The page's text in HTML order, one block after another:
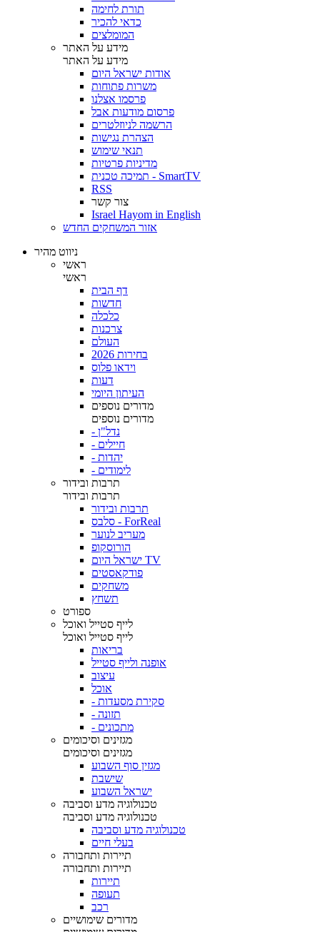
תורת לחימה
כדאי להכיר
המומלצים
מידע על האתר
מידע על האתר
אודות ישראל היום
משרות פתוחות
פרסמו אצלנו
פרסום מודעות אבל
הרשמה לניוזלטרים
הצהרת נגישות
תנאי שימוש
מדיניות פרטיות
תמיכה טכנית - SmartTV
RSS
צור קשר
Israel Hayom in English
אזור המשחקים החדש
ניווט מהיר
ראשי
ראשי
דף הבית
חדשות
כלכלה
צרכנות
העולם
בחירות 2026
וידאו פלוס
דעות
העיתון היומי
מדורים נוספים
מדורים נוספים
- נדל"ן
- חיילים
- יהדות
- לימודים
תרבות ובידור
תרבות ובידור
תרבות ובידור
סלבס - ForReal
מעריב לנוער
הורוסקופ
ישראל היום TV
פודקאסטים
משחקים
תשחץ
ספורט
לייף סטייל ואוכל
לייף סטייל ואוכל
בריאות
אופנה ולייף סטייל
עיצוב
אוכל
- סקירת מסעדות
- תזונה
- מתכונים
מגזינים וסיכומים
מגזינים וסיכומים
מגזין סוף השבוע
שישבת
ישראל השבוע
טכנולוגיה מדע וסביבה
טכנולוגיה מדע וסביבה
טכנולוגיה מדע וסביבה
בעלי חיים
תיירות ותחבורה
תיירות ותחבורה
תיירות
תעופה
רכב
מדורים שימושיים